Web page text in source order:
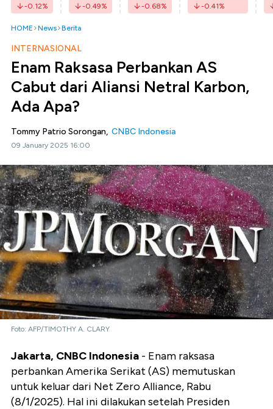
-0.12% -0.49% -0.68% -0.41%
HOME News Berita
INTERNASIONAL
Enam Raksasa Perbankan AS
Cabut dari Aliansi Netral Karbon,
Ada Apa?
Tommy Patrio Sorongan, CNBC Indonesia
09 January 2025 16:00
Foto: AFP/TIMOTHY A. CLARY
Jakarta, CNBC Indonesia - Enam raksasa
perbankan Amerika Serikat (AS) memutuskan
untuk keluar dari Net Zero Alliance, Rabu
(8/1/2025). Hal ini dilakukan setelah Presiden